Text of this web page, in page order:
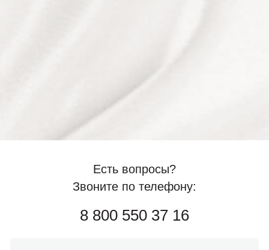
Есть вопросы?
Звоните по телефону:
8 800 550 37 16